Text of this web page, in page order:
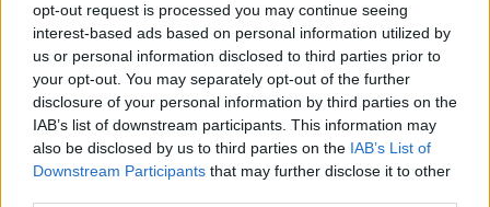
opt-out request is processed you may continue seeing
interest-based ads based on personal information utilized by
us or personal information disclosed to third parties prior to
your opt-out. You may separately opt-out of the further
disclosure of your personal information by third parties on the
IAB’s list of downstream participants. This information may
also be disclosed by us to third parties on the IAB’s List of
Downstream Participants that may further disclose it to other
25.06.2025 20:00
Ομάδα
Flash.gr